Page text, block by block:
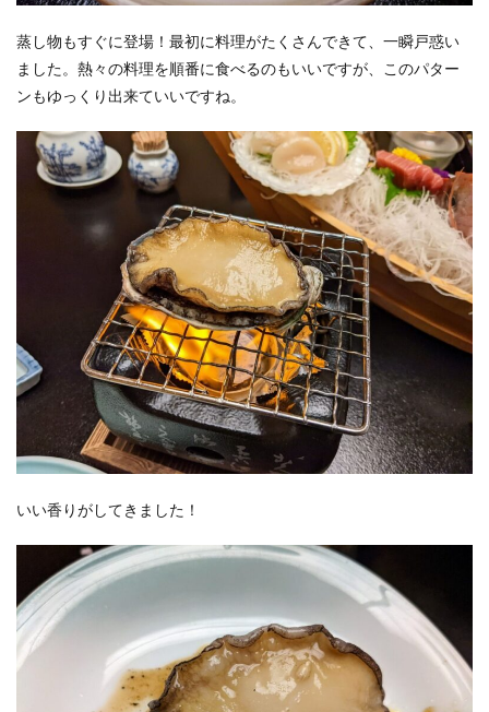
蒸し物もすぐに登場！最初に料理がたくさんできて、一瞬戸惑い
ました。熱々の料理を順番に食べるのもいいですが、このパター
ンもゆっくり出来ていいですね。
いい香りがしてきました！